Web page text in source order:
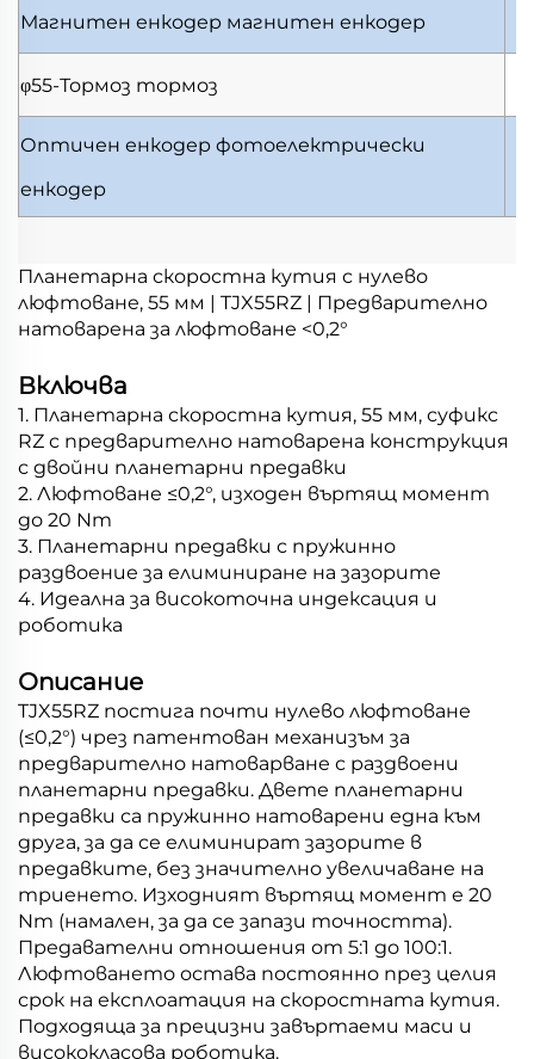
Магнитен енкодер магнитен енкодер
φ55-Тормоз тормоз
Оптичен енкодер фотоелектрически
енкодер
Планетарна скоростна кутия с нулево
люфтоване, 55 мм | TJX55RZ | Предварително
натоварена за люфтоване <0,2°
Включва
1. Планетарна скоростна кутия, 55 мм, суфикс
RZ с предварително натоварена конструкция
с двойни планетарни предавки
2. Люфтоване ≤0,2°, изходен въртящ момент
до 20 Nm
3. Планетарни предавки с пружинно
раздвоение за елиминиране на зазорите
4. Идеална за високоточна индексация и
роботика
Описание
TJX55RZ постига почти нулево люфтоване
(≤0,2°) чрез патентован механизъм за
предварително натоварване с раздвоени
планетарни предавки. Двете планетарни
предавки са пружинно натоварени една към
друга, за да се елиминират зазорите в
предавките, без значително увеличаване на
триенето. Изходният въртящ момент е 20
Nm (намален, за да се запази точността).
Предавателни отношения от 5:1 до 100:1.
Люфтоването остава постоянно през целия
срок на експлоатация на скоростната кутия.
Подходяща за прецизни завъртаеми маси и
висококласова роботика.